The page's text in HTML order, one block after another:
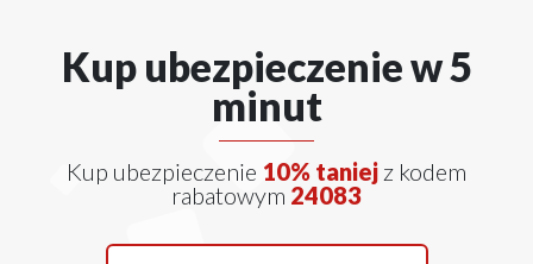
Kup ubezpieczenie w 5
minut
Kup ubezpieczenie 10% taniej z kodem
rabatowym 24083